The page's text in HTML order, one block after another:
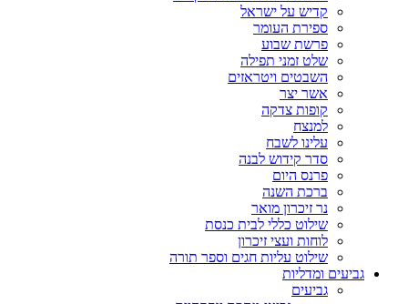
קדיש על ישראל
ספירת העומר
פרשת שבוע
שלט זמני תפילה
השבטים ויטראזים
אשר יצר
קופות צדקה
למנצח
עלינו לשבח
סדר קידוש לבנה
פרנס היום
ברכת השנה
נר זיכרון מואר
שילוט כללי לבית כנסת
לוחות ועצי זיכרון
שילוט עליות חגים וספר תורה
גביעים ומדליות
גביעים